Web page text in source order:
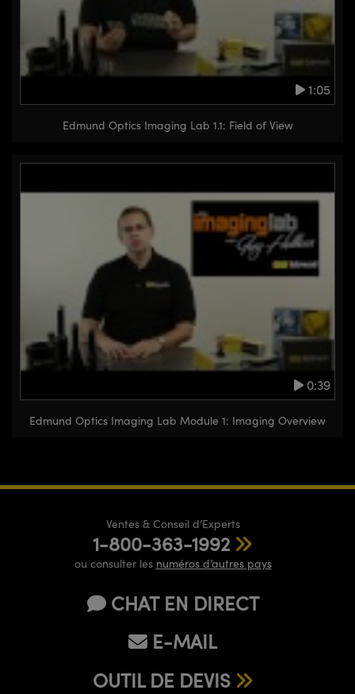
1:05
Edmund Optics Imaging Lab 1.1: Field of View
0:39
Edmund Optics Imaging Lab Module 1: Imaging Overview
Ventes & Conseil d’Experts
1-800-363-1992
ou consulter les numéros d’autres pays
CHAT EN DIRECT
E-MAIL
OUTIL DE DEVIS